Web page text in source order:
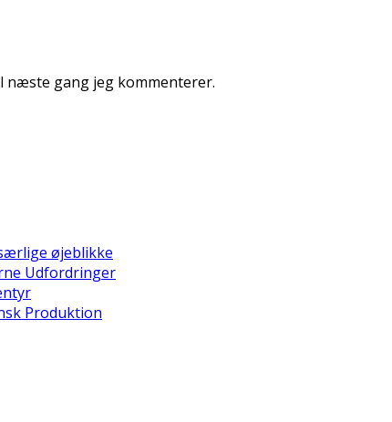
næste gang jeg kommenterer.
øjeblikke
Udfordringer
Produktion